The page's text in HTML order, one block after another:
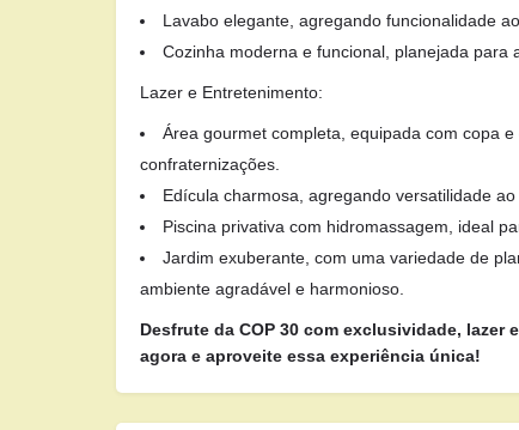
Lavabo elegante, agregando funcionalidade
Cozinha moderna e funcional, planejada para
Lazer e Entretenimento:
Área gourmet completa, equipada com copa
confraternizações.
Edícula charmosa, agregando versatilidade ao
Piscina privativa com hidromassagem, ideal
Jardim exuberante, com uma variedade de
ambiente agradável e harmonioso.
Desfrute da COP 30 com exclusividade, lazer
agora e aproveite essa experiência única!